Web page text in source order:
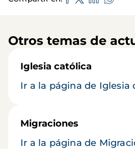
Otros temas de
Iglesia católica
Ir a la página de Iglesia
Migraciones
Ir a la página de